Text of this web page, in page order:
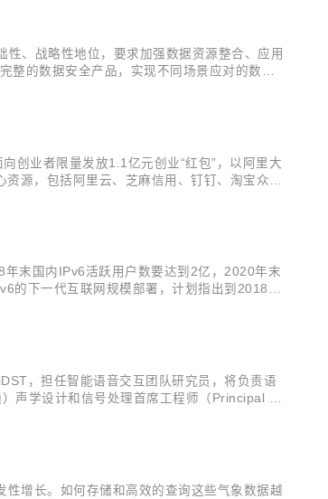
、战略性地位，要求加强数据资源整合、应用
的数据安全产品，实现不同场景应对的数据
创业者限量发放1.1亿元创业“红包”，以阿里大
源，包括阿里云、芝麻信用、钉钉、淘宝众筹
末国内IPv6活跃用户数要达到2亿，2020年末
的下一代互联网规模部署，计划指出到2018年
，担任智能语音交互团队研究员，将负责语
声学设计和信号处理首席工程师（Principal E
增长。如何存储和高效的查询这些气象数据越